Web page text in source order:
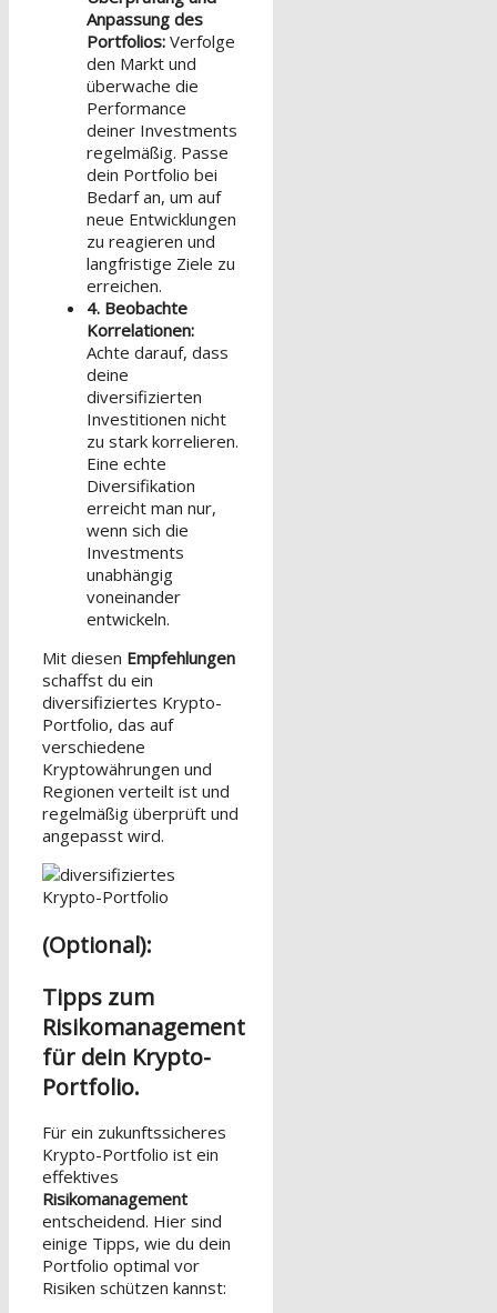
Anpassung des
Portfolios: Verfolge
den Markt und
überwache die
Performance
deiner Investments
regelmäßig. Passe
dein Portfolio bei
Bedarf an, um auf
neue Entwicklungen
zu reagieren und
langfristige Ziele zu
erreichen.
4. Beobachte
Korrelationen:
Achte darauf, dass
deine
diversifizierten
Investitionen nicht
zu stark korrelieren.
Eine echte
Diversifikation
erreicht man nur,
wenn sich die
Investments
unabhängig
voneinander
entwickeln.
Mit diesen Empfehlungen
schaffst du ein
diversifiziertes Krypto-
Portfolio, das auf
verschiedene
Kryptowährungen und
Regionen verteilt ist und
regelmäßig überprüft und
angepasst wird.
(Optional):
Tipps zum
Risikomanagement
für dein Krypto-
Portfolio.
Für ein zukunftssicheres
Krypto-Portfolio ist ein
effektives
Risikomanagement
entscheidend. Hier sind
einige Tipps, wie du dein
Portfolio optimal vor
Risiken schützen kannst: